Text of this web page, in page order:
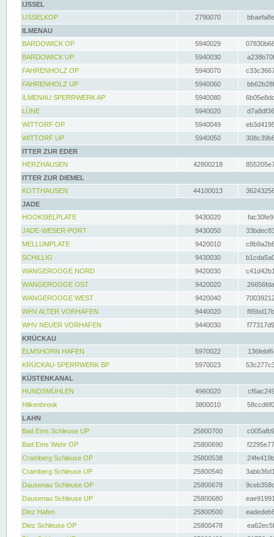
IJSSEL
IJSSELKOP
2790070
ILMENAU
BARDOWICK OP
5940029
BARDOWICK UP
5940030
FAHRENHOLZ OP
5940070
FAHRENHOLZ UP
5940060
ILMENAU SPERRWERK AP
5940080
LÜNE
5940020
WITTORF OP
5940049
WITTORF UP
5940050
ITTER ZUR EDER
HERZHAUSEN
42800218
ITTER ZUR DIEMEL
KOTTHAUSEN
44100013
JADE
HOOKSIELPLATE
9430020
JADE-WESER-PORT
9430050
MELLUMPLATE
9420010
SCHILLIG
9430030
WANGEROOGE NORD
9420030
WANGEROOGE OST
9420020
WANGEROOGE WEST
9420040
WHV ALTER VORHAFEN
9440020
WHV NEUER VORHAFEN
9440030
KRÜCKAU
ELMSHORN HAFEN
5970022
KRÜCKAU-SPERRWERK BP
5970023
KÜSTENKANAL
HUNDSMÜHLEN
4960020
Hilkenbrook
3800010
LAHN
Bad Ems Schleuse UP
25800700
Bad Ems Wehr OP
25800690
Cramberg Schleuse OP
25800538
Cramberg Schleuse UP
25800540
Dausenau Schleuse OP
25800678
Dausenau Schleuse UP
25800680
Diez Hafen
25800500
Diez Schleuse OP
25800478